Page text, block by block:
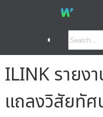
◐
ILINK รายง
แถลงวิสัยทัศ